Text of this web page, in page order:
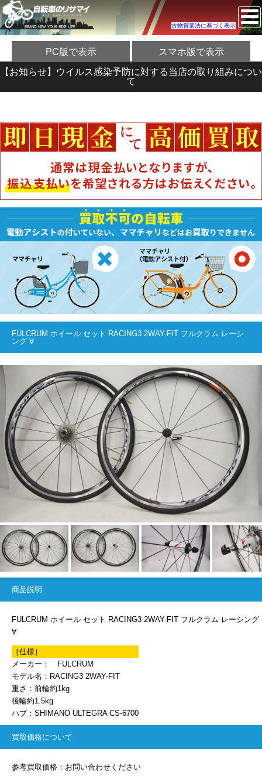
古物営業法に基づく表示
PC版で表示 スマホ版で表示
【お知らせ】ウイルス感染予防に対する当店の取り組みについ
て
FULCRUM ホイール セット RACING3 2WAY-FIT フルクラム レーシ
ング ∀
商品説明
FULCRUM ホイール セット RACING3 2WAY-FIT フルクラム レーシング
∀
［仕様］
メーカー： FULCRUM
モデル名：RACING3 2WAY-FIT
重さ：前輪約1kg
後輪約1.5kg
ハブ：SHIMANO ULTEGRA CS-6700
買取価格について
参考買取価格：お問い合わせください